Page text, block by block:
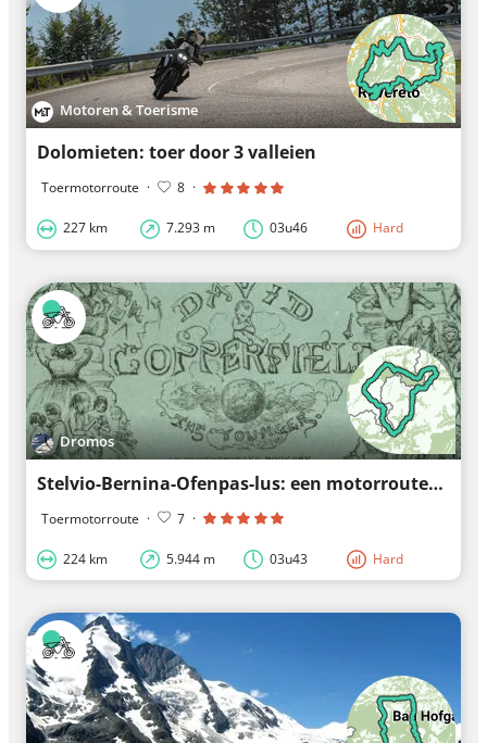
Motoren & Toerisme
Dolomieten: toer door 3 valleien
Toermotorroute · 8 ·
227 km 7.293 m 03u46 Hard
Dromos
Stelvio-Bernina-Ofenpas-lus: een motorroutes met 3 bergpassen
Toermotorroute · 7 ·
224 km 5.944 m 03u43 Hard